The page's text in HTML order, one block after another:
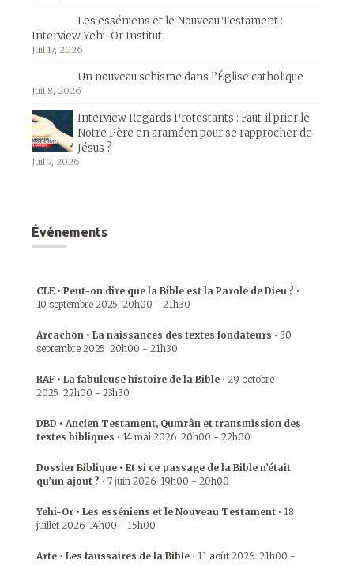
Les esséniens et le Nouveau Testament :
Interview Yehi-Or Institut
Juil 17, 2026
Un nouveau schisme dans l’Église catholique
Juil 8, 2026
Interview Regards Protestants : Faut-il prier le
Notre Père en araméen pour se rapprocher de
Jésus ?
Juil 7, 2026
Événements
CLE • Peut-on dire que la Bible est la Parole de Dieu ? •
10 septembre 2025 20h00 - 21h30
Arcachon • La naissances des textes fondateurs • 30
septembre 2025 20h00 - 21h30
RAF • La fabuleuse histoire de la Bible • 29 octobre
2025 22h00 - 23h30
DBD • Ancien Testament, Qumrân et transmission des
textes bibliques • 14 mai 2026 20h00 - 22h00
Dossier Biblique • Et si ce passage de la Bible n’était
qu’un ajout ? • 7 juin 2026 19h00 - 20h00
Yehi-Or • Les esséniens et le Nouveau Testament • 18
juillet 2026 14h00 - 15h00
Arte • Les faussaires de la Bible • 11 août 2026 21h00 -